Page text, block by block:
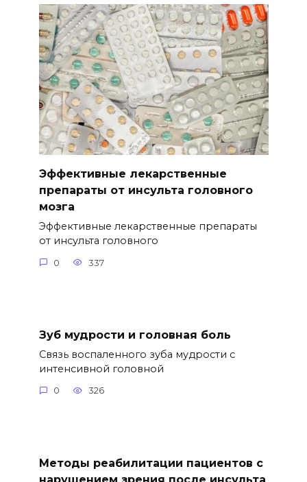
Эффективные лекарственные
препараты от инсульта головного
мозга
Эффективные лекарственные препараты
от инсульта головного
0 337
Зуб мудрости и головная боль
Связь воспаленного зуба мудрости с
интенсивной головной
0 326
Методы реабилитации пациентов с
нарушением зрения после инсульта